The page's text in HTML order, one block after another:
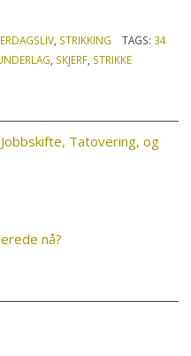
, STRIKKING TAGS: 34
, SKJERF, STRIKKE
Tatovering, og
nå?